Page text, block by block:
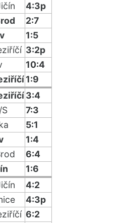
4:3p
2:7
1:5
3:2p
10:4
1:9
3:4
7:3
5:1
1:4
6:4
1:6
4:2
4:3p
6:2